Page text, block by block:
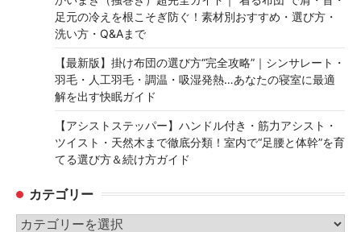
足元の冷えを根こそぎ防ぐ！素材別おすすめ・選び方・
洗い方・Q&Aまで
【最新版】掛け布団の選び方“完全攻略”｜シンサレート・
羽毛・人工羽毛・調温・吸湿発熱…あなたの寝室に最適
解を出す快眠ガイド
【アシストステッパー】ハンドル付き・筋力アシスト・
ツイスト・天然木まで徹底分類！室内で“足腰と体幹”を育
てる選び方＆続け方ガイド
カテゴリー
カ